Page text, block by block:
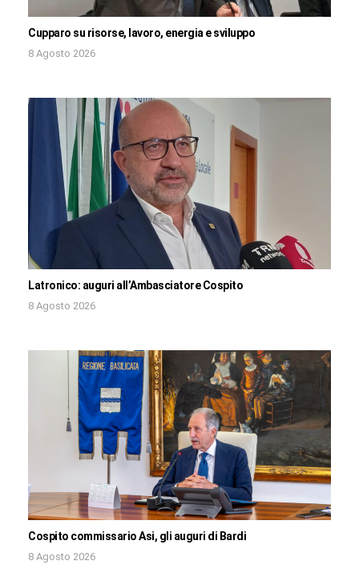
Cupparo su risorse, lavoro, energia e sviluppo
8 Agosto 2026
Latronico: auguri all’Ambasciatore Cospito
8 Agosto 2026
Cospito commissario Asi, gli auguri di Bardi
8 Agosto 2026